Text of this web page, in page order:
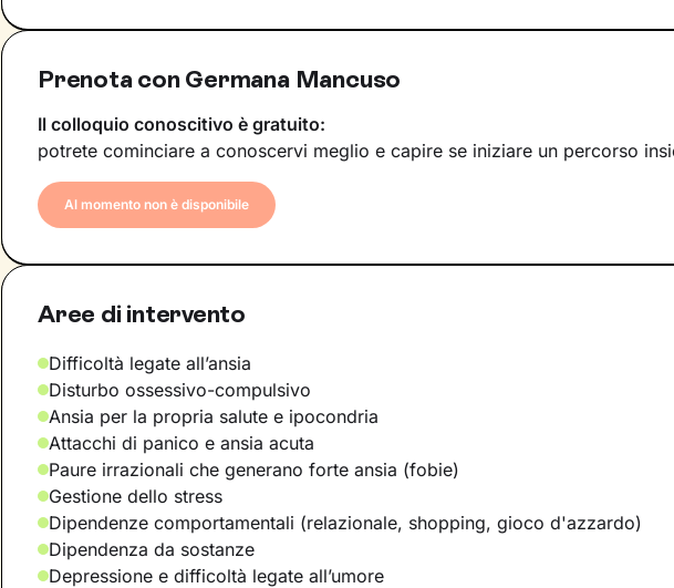
Prenota con Germana Mancuso
Il colloquio conoscitivo è gratuito:
potrete cominciare a conoscervi meglio e capire se iniziare un percorso
Al momento non è disponibile
Aree di intervento
Difficoltà legate all’ansia
Disturbo ossessivo-compulsivo
Ansia per la propria salute e ipocondria
Attacchi di panico e ansia acuta
Paure irrazionali che generano forte ansia (fobie)
Gestione dello stress
Dipendenze comportamentali (relazionale, shopping, gioco d'azzardo)
Dipendenza da sostanze
Depressione e difficoltà legate all’umore